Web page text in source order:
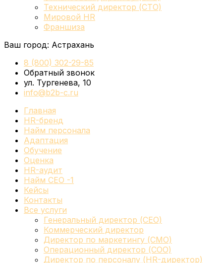
Технический директор (CTO)
Мировой HR
Франшиза
Ваш город: Астрахань
8 (800) 302-29-85
Обратный звонок
ул. Тургенева, 10
info@b2b-c.ru
Главная
HR-бренд
Найм персонала
Адаптация
Обучение
Оценка
HR-аудит
Найм СЕО -1
Кейсы
Контакты
Все услуги
Генеральный директор (CEO)
Коммерческий директор
Директор по маркетингу (CMO)
Операционный директор (COO)
Директор по персоналу (HR-директор)